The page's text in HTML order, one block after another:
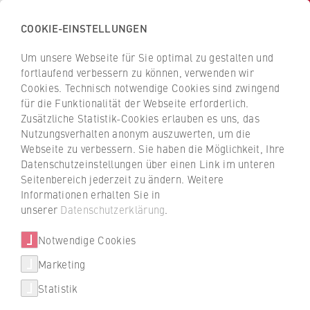
Z
u
ü
k
u
S
a
H
c
h
s
c
h
u
l
e
f
r
W
i
r
Z
u
r
ü
c
k
z
u
r
t
a
t
Über uns
25. Marketing-Forum
»Modern Cyborgs«
»Why even the best marketing campaigns
need great sales teams«. Mit diesem Beitrag
widmete sich Dr. Jens Hutzschenreuter der
bedeutsamen Schnittstelle zwischen B2B
Sales und B2B Marketing.
14.05.2019 — Prof. Dr. Ralf T. Kreutzer
COOKIE-EINSTELLUNGEN
Um unsere Webseite für Sie optimal zu gestalten und
fortlaufend verbessern zu können, verwenden wir
Cookies. Technisch notwendige Cookies sind zwingend
für die Funktionalität der Webseite erforderlich.
Zusätzliche Statistik-Cookies erlauben es uns, das
Nutzungsverhalten anonym auszuwerten, um die
Webseite zu verbessern. Sie haben die Möglichkeit, Ihre
Datenschutzeinstellungen über einen Link im unteren
Seitenbereich jederzeit zu ändern. Weitere
Informationen erhalten Sie in
unserer Datenschutzerklärung
Notwendige Cookies
Marketing
Statistik